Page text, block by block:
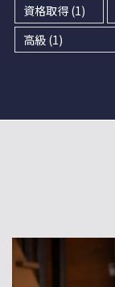
資格取得 (1)
高級 (1)